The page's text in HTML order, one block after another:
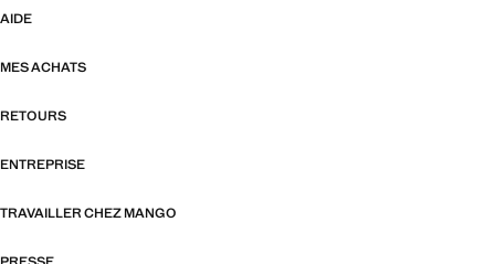
AIDE
MES ACHATS
RETOURS
ENTREPRISE
TRAVAILLER CHEZ MANGO